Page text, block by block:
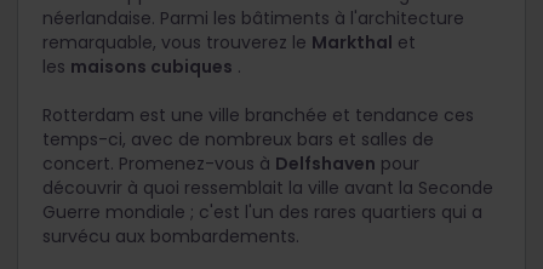
néerlandaise. Parmi les bâtiments à l'architecture
remarquable, vous trouverez le Markthal et
les maisons cubiques .
Rotterdam est une ville branchée et tendance ces
temps-ci, avec de nombreux bars et salles de
concert. Promenez-vous à Delfshaven pour
découvrir à quoi ressemblait la ville avant la Seconde
Guerre mondiale ; c'est l'un des rares quartiers qui a
survécu aux bombardements.